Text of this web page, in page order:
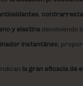
, contrarresta
y elastinadevolviendo
instantáneo,
la gran eficacia de